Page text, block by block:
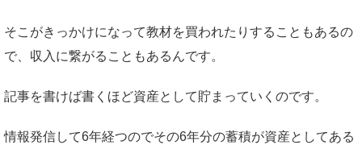
そこがきっかけになって教材を買われたりすることもあるの
で、収入に繋がることもあるんです。
記事を書けば書くほど資産として貯まっていくのです。
情報発信して6年経つのでその6年分の蓄積が資産としてある